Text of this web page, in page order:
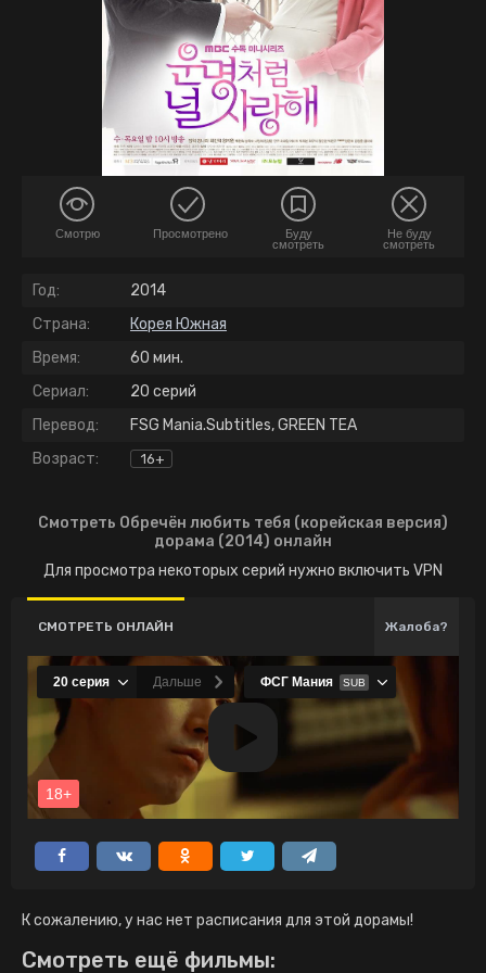
Смотрю Просмотрено
Буду
смотреть
Не буду
смотреть
Год:
2014
Страна:
Корея Южная
Время:
60 мин.
Сериал:
20 серий
Перевод:
FSG Mania.Subtitles, GREEN TEA
Возраст:
16+
Смотреть Обречён любить тебя (корейская версия)
дорама (2014) онлайн
Для просмотра некоторых серий нужно включить VPN
СМОТРЕТЬ ОНЛАЙН Жалоба?
К сожалению, у нас нет расписания для этой дорамы!
Смотреть ещё фильмы: